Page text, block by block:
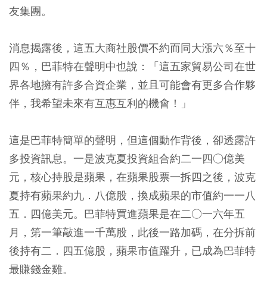
友集團。
消息揭露後，這五大商社股價不約而同大漲六％至十
四％，巴菲特在聲明中也說：「這五家貿易公司在世
界各地擁有許多合資企業，並且可能會有更多合作夥
伴，我希望未來有互惠互利的機會！」
這是巴菲特簡單的聲明，但這個動作背後，卻透露許
多投資訊息。一是波克夏投資組合約二一四○億美
元，核心持股是蘋果，在蘋果股票一拆四之後，波克
夏持有蘋果約九．八億股，換成蘋果的市值約一一八
五．四億美元。巴菲特買進蘋果是在二○一六年五
月，第一筆敲進一千萬股，此後一路加碼，在分拆前
後持有二．四五億股，蘋果市值躍升，已成為巴菲特
最賺錢金雞。